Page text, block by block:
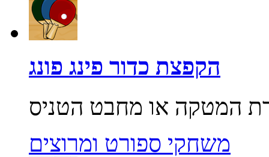
הקפצת כדור פינג פונג
משחקי ספורט ומרוצים